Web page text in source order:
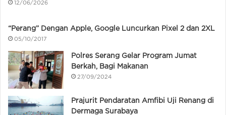
12/06/2026
“Perang” Dengan Apple, Google Luncurkan Pixel 2 dan 2XL
05/10/2017
Polres Serang Gelar Program Jumat
Berkah, Bagi Makanan
27/09/2024
Prajurit Pendaratan Amfibi Uji Renang di
Dermaga Surabaya